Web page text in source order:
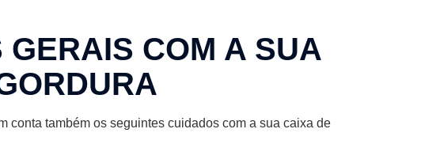
GERAIS COM A SUA
conta também os seguintes cuidados com a sua caixa de